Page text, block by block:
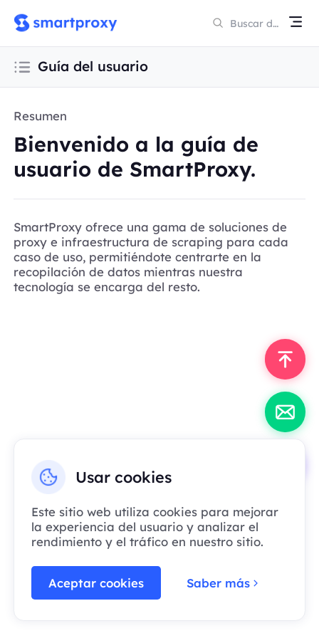
Guía del usuario
Resumen
Bienvenido a la guía de
usuario de SmartProxy.
SmartProxy ofrece una gama de soluciones de
proxy e infraestructura de scraping para cada
caso de uso, permitiéndote centrarte en la
recopilación de datos mientras nuestra
tecnología se encarga del resto.
Usar cookies
Este sitio web utiliza cookies para mejorar
la experiencia del usuario y analizar el
rendimiento y el tráfico en nuestro sitio.
Aceptar cookies Saber más